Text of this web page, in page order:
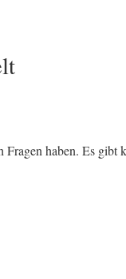
haben. Es